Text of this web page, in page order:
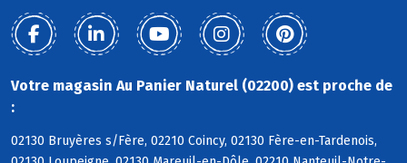
Votre magasin Au Panier Naturel (02200) est proche de
:
02130 Bruyères s/Fère, 02210 Coincy, 02130 Fère-en-Tardenois,